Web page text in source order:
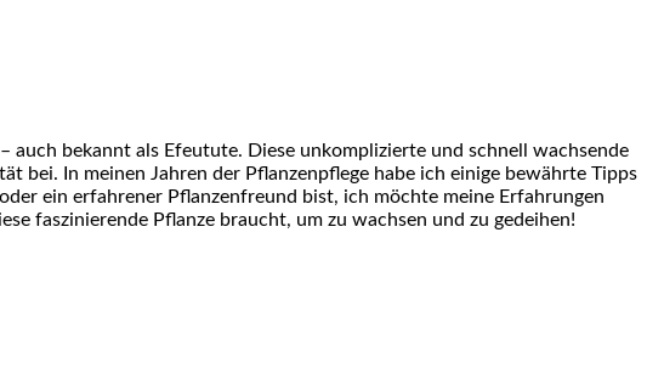
bekannt als Efeutute. Diese ‍unkomplizierte und schnell wachsende
bei. In meinen Jahren der Pflanzenpflege​ habe ich einige bewährte Tipps
ein erfahrener Pflanzenfreund bist, ich möchte meine Erfahrungen
faszinierende Pflanze braucht, um zu wachsen und zu gedeihen!